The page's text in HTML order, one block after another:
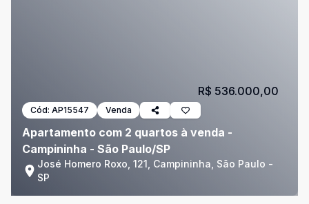
Cód: AP15547 Venda
Apartamento com 2 quartos à venda -
Campininha - São Paulo/SP
José Homero Roxo, 121, Campininha, São Paulo -
SP
R$ 536.000,00